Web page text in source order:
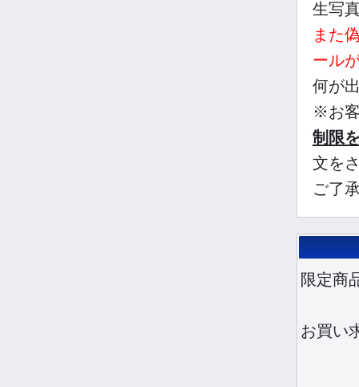
生写
また
ール
何が
※お
制限
文を
ご了
限定商
お買い